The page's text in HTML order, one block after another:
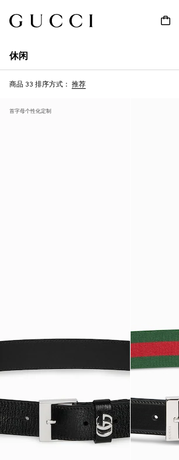
休闲
商品 33 排序方式： 推荐
首字母个性化定制